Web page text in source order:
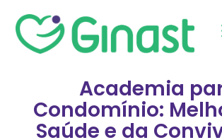
Academia
Condomínio:
Saúde e da